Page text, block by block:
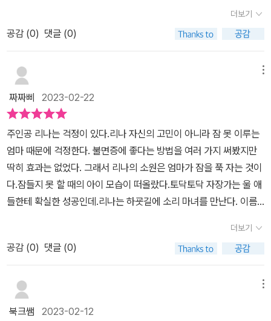
님처럼 우리 모두 소중한 소리를 기억하고 있을 것입니다. 과거든, 현
재든.마녀의 소원처럼 힘든 순간에도 지치지않고 이겨낼 수 있는 나
는 불면증을 달고 사는 엄마가 있다. 마치 나의 일상을 들여다 보고 있
는 듯한 기분이었다. 그래서 그런지 더욱이 감정이입이 되어 순식간
에 읽혀졌다. 나에게도 한 참동안이나 힘들게 했던 불면증이 있었더
랬다. 좀 잤다 싶으면 고작 30분이 지나가 있고..한 참을 뒤척이다가
시계를 보면 어느덧 시간이 훅 지나가 있는 것을 알게되면..나도 모르
게 한 숨과...짜증이 뒤섞였다...'아...오늘도 다잤네...'하고 말이다..눈
밑은 항상 시커먼 잉크가 번져있는 듯 어둡고.. 눈은 항상 핏대가 서
있었다..지금도 진행 중인 나의 고질병 불면증...그때마다 양도 세어
보고 노래도 들어보고 했지만..도통 방법을 알아 낼 수 가 없었다.리나
엄마는 오죽 할까 싶었다... 그러다...엄마에게서 한 이야기를 듣게 된
다...바로 외할머니 할아버지께서 엄마를 위해 만들어 주신 자장가!!!
하지만...도무지 그 노래를 기억해 낼 수가 없다......그것을 옆에서 더
안타까워하고 있는 딸 리나... 그러던 어느날 리나에게 어떤 소리들이
찾아왔다... 간절히 원하는 소리가 있는 사람들만 들을 수 있는...그렇
의 사랑....소리는 우리에게 잊고싶지 않은 추억을 떠올리게도 해주
고,, 설렘도 가져다 준다...나에게 설렘을 주었던 소리는 무엇이었을
더보기
공감 (0) 댓글 (0)
짜짜삐 2023-02-22
주인공 리나는 걱정이 있다.리나 자신의 고민이 아니라 잠 못 이루는
엄마 때문에 걱정한다. 불면증에 좋다는 방법을 여러 가지 써봤지만
딱히 효과는 없었다. 그래서 리나의 소원은 엄마가 잠을 푹 자는 것이
다.잠들지 못 할 때의 아이 모습이 떠올랐다.토닥토닥 자장가는 울 애
들한테 확실한 성공인데.리나는 하굣길에 소리 마녀를 만난다. 이름
다룰 수 있는 마녀!다른 사람에겐 들리지도 않는 마녀의 피리 소리를
리나는 듣는다. 이유는 간단했다. 간절함! 엄마를 향한 간절한 마음이
있었기 때문이다.리나는 소리 마녀와 함께 엄마의 자장가를 찾기 위
해 용기를 낸다. 두렵고 무섭지만 리나는 엄마 꿈속으로 외할아버지
외할머니가 남겨주신 자장가를 찾을 수 있을까?또 찾는다면 엄마의
더보기
공감 (0) 댓글 (0)
북크쌤 2023-02-12